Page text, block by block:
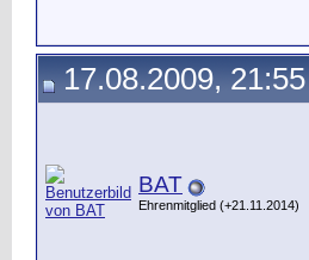
17.08.2009, 21:55
BAT
Ehrenmitglied (+21.11.2014)